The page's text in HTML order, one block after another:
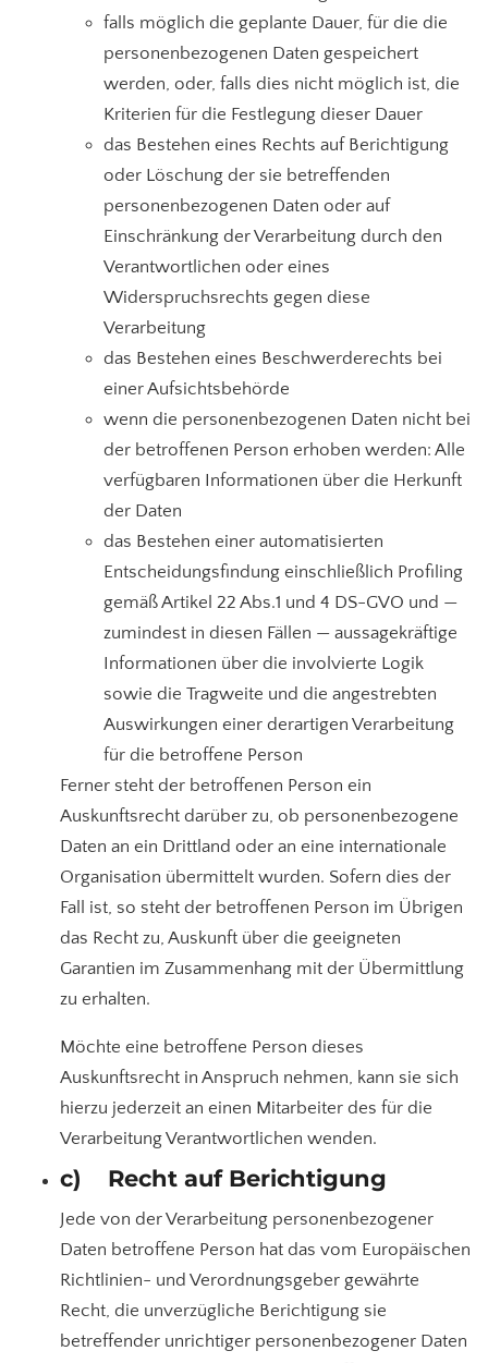
falls möglich die geplante Dauer, für die die
personenbezogenen Daten gespeichert
werden, oder, falls dies nicht möglich ist, die
Kriterien für die Festlegung dieser Dauer
das Bestehen eines Rechts auf Berichtigung
oder Löschung der sie betreffenden
personenbezogenen Daten oder auf
Einschränkung der Verarbeitung durch den
Verantwortlichen oder eines
Widerspruchsrechts gegen diese
Verarbeitung
das Bestehen eines Beschwerderechts bei
einer Aufsichtsbehörde
wenn die personenbezogenen Daten nicht bei
der betroffenen Person erhoben werden: Alle
verfügbaren Informationen über die Herkunft
der Daten
das Bestehen einer automatisierten
Entscheidungsfindung einschließlich Profiling
gemäß Artikel 22 Abs.1 und 4 DS-GVO und —
zumindest in diesen Fällen — aussagekräftige
Informationen über die involvierte Logik
sowie die Tragweite und die angestrebten
Auswirkungen einer derartigen Verarbeitung
für die betroffene Person
Ferner steht der betroffenen Person ein
Auskunftsrecht darüber zu, ob personenbezogene
Daten an ein Drittland oder an eine internationale
Organisation übermittelt wurden. Sofern dies der
Fall ist, so steht der betroffenen Person im Übrigen
das Recht zu, Auskunft über die geeigneten
Garantien im Zusammenhang mit der Übermittlung
zu erhalten.
Möchte eine betroffene Person dieses
Auskunftsrecht in Anspruch nehmen, kann sie sich
hierzu jederzeit an einen Mitarbeiter des für die
Verarbeitung Verantwortlichen wenden.
c) Recht auf Berichtigung
Jede von der Verarbeitung personenbezogener
Daten betroffene Person hat das vom Europäischen
Richtlinien- und Verordnungsgeber gewährte
Recht, die unverzügliche Berichtigung sie
betreffender unrichtiger personenbezogener Daten